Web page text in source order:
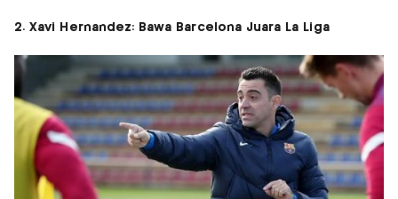
2. Xavi Hernandez: Bawa Barcelona Juara La Liga